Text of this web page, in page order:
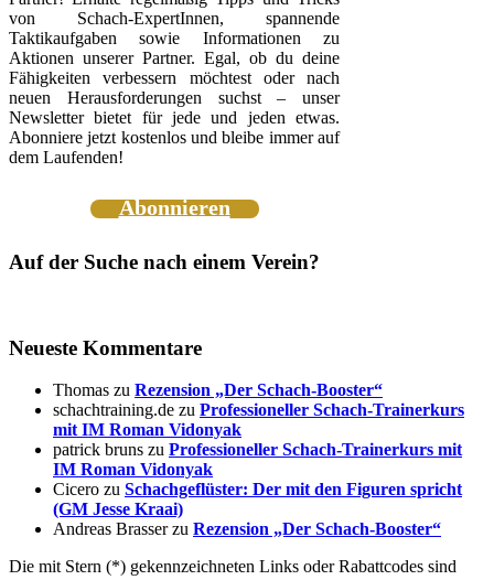
von Schach-ExpertInnen, spannende
Taktikaufgaben sowie Informationen zu
Aktionen unserer Partner. Egal, ob du deine
Fähigkeiten verbessern möchtest oder nach
neuen Herausforderungen suchst – unser
Newsletter bietet für jede und jeden etwas.
Abonniere jetzt kostenlos und bleibe immer auf
dem Laufenden!
Abonnieren
Auf der Suche nach einem Verein?
Neueste Kommentare
Thomas zu Rezension „Der Schach-Booster“
schachtraining.de zu Professioneller Schach-Trainerkurs
mit IM Roman Vidonyak
patrick bruns zu Professioneller Schach-Trainerkurs mit
IM Roman Vidonyak
Cicero zu Schachgeflüster: Der mit den Figuren spricht
(GM Jesse Kraai)
Andreas Brasserzu Rezension „Der Schach-Booster“
Die mit Stern (*) gekennzeichneten Links oder Rabattcodes sind